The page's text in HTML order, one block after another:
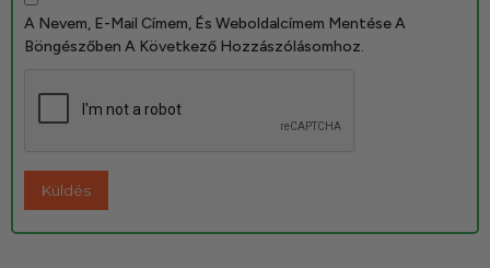
A Nevem, E-Mail Címem, És Weboldalcímem Mentése A
Böngészőben A Következő Hozzászólásomhoz.